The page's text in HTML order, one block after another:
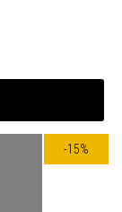
-15%